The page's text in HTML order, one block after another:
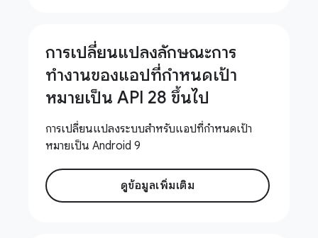
การเปลี่ยนแปลงลักษณะการ
ทำงานของแอปที่กำหนดเป้า
หมายเป็น API 28 ขึ้นไป
การเปลี่ยนแปลงระบบสําหรับแอปที่กําหนดเป้า
หมายเป็น Android 9
ดูข้อมูลเพิ่มเติม